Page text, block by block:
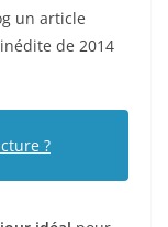
un article
de 2014
?